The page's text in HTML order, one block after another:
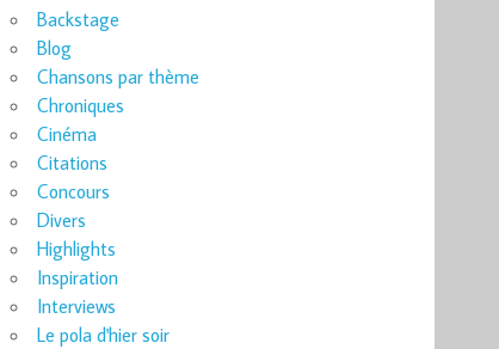
Backstage
Blog
Chansons par thème
Chroniques
Cinéma
Citations
Concours
Divers
Highlights
Inspiration
Interviews
Le pola d'hier soir